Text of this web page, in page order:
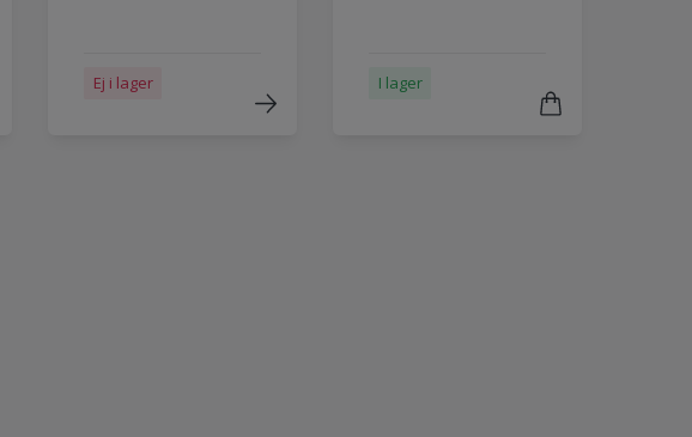
Ej i lager I lager